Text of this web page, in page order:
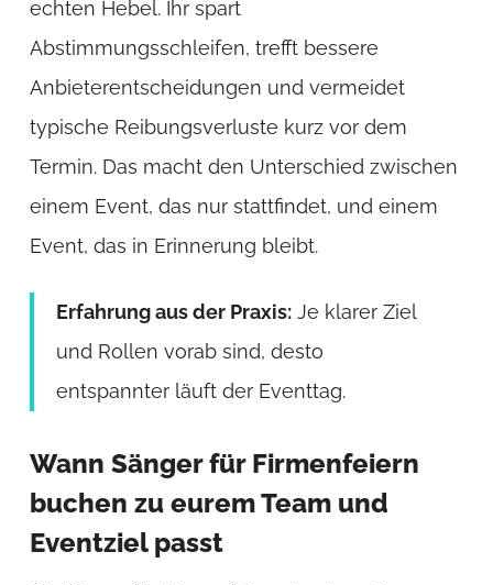
echten Hebel. Ihr spart
Abstimmungsschleifen, trefft bessere
Anbieterentscheidungen und vermeidet
typische Reibungsverluste kurz vor dem
Termin. Das macht den Unterschied zwischen
einem Event, das nur stattfindet, und einem
Event, das in Erinnerung bleibt.
Erfahrung aus der Praxis:Je klarer Ziel
und Rollen vorab sind, desto
entspannter läuft der Eventtag.
Wann Sänger für Firmenfeiern
buchen zu eurem Team und
Eventziel passt